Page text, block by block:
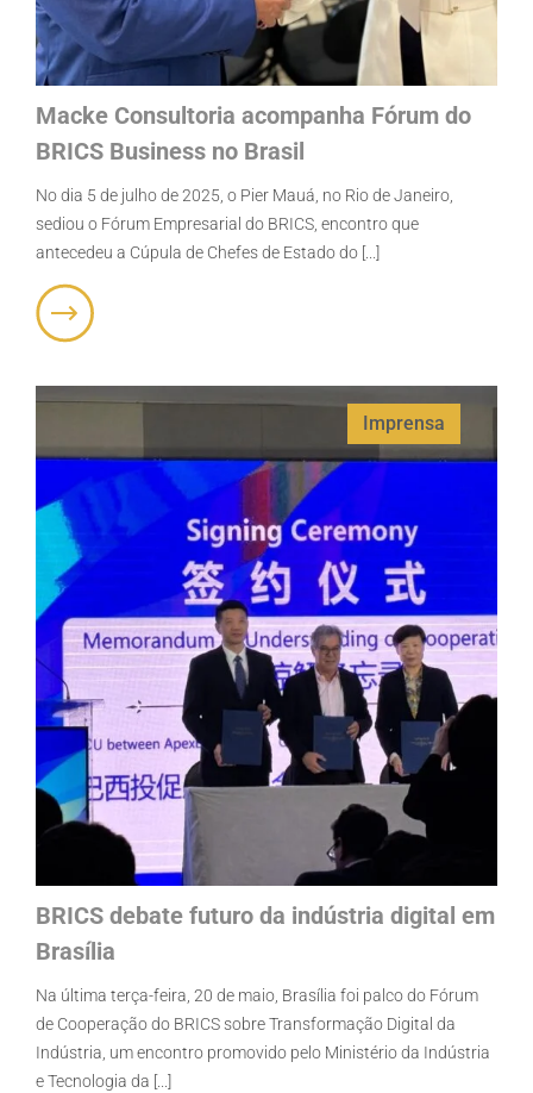
Macke Consultoria acompanha Fórum do
BRICS Business no Brasil
No dia 5 de julho de 2025, o Pier Mauá, no Rio de Janeiro,
sediou o Fórum Empresarial do BRICS, encontro que
antecedeu a Cúpula de Chefes de Estado do [...]
Imprensa
BRICS debate futuro da indústria digital em
Brasília
Na última terça-feira, 20 de maio, Brasília foi palco do Fórum
de Cooperação do BRICS sobre Transformação Digital da
Indústria, um encontro promovido pelo Ministério da Indústria
e Tecnologia da [...]